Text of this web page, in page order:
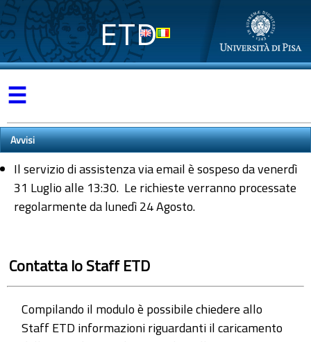
ETD
☰
Avvisi
Il servizio di assistenza via email è sospeso da venerdì
31 Luglio alle 13:30. Le richieste verranno processate
regolarmente da lunedì 24 Agosto.
Contatta lo Staff ETD
Compilando il modulo è possibile chiedere allo
Staff ETD informazioni riguardanti il caricamento